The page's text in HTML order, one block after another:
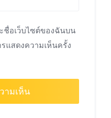
ชื่อเว็บไซต์ของฉันบน
แสดงความเห็นครั้ง